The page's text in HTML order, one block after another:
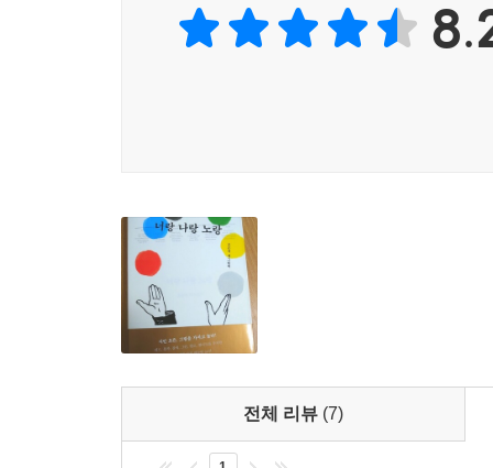
바라보자. 노란 이불을 덮고 있던 병아리가 갑자
이상해 요상해 괴상해, 그러나 아름다워
운문과 산문 사이, 문학과 미술 사이를 지그재그
“세련을 ?련하는 법을 모릅니다”(317쪽) 하고
정보들이 우리의 뇌를, 심장을 두드린다.
전체 리뷰 (7)